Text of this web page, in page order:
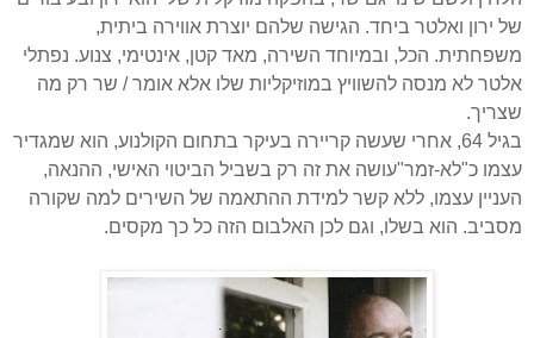
של ירון ואלטר ביחד. הגישה שלהם יוצרת אווירה ביתית,
משפחתית. הכל, ובמיוחד השירה, מאד קטן, אינטימי, צנוע. נפתלי
אלטר לא מנסה להשוויץ במוזיקליות שלו אלא אומר / שר רק מה
שצריך.
בגיל 64, אחרי שעשה קריירה בעיקר בתחום הקולנוע, הוא שמגדיר
עצמו כ"לא-זמר"עושה את זה רק בשביל הביטוי האישי, ההנאה,
העניין עצמו, ללא קשר למידת ההתאמה של השירים למה שקורה
מסביב. הוא בשלו, וגם לכן האלבום הזה כל כך מקסים.